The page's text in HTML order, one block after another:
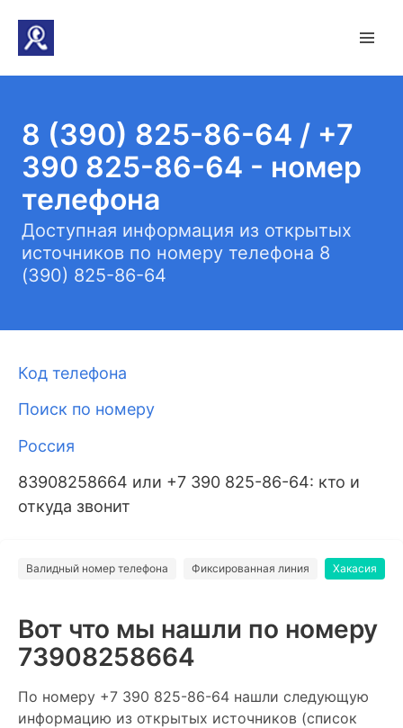
8 (390) 825-86-64 / +7
390 825-86-64 - номер
телефона
Доступная информация из открытых
источников по номеру телефона 8
(390) 825-86-64
Код телефона
Поиск по номеру
Россия
83908258664 или +7 390 825-86-64: кто и
откуда звонит
Валидный номер телефона Фиксированная линия Хакасия
Вот что мы нашли по номеру
73908258664
По номеру +7 390 825-86-64 нашли следующую
информацию из открытых источников (список